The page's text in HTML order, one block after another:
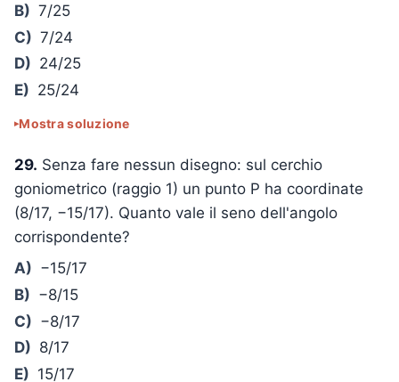
B) 7/25
C) 7/24
D) 24/25
E) 25/24
Mostra soluzione
29. Senza fare nessun disegno: sul cerchio
goniometrico (raggio 1) un punto P ha coordinate
(8/17, −15/17). Quanto vale il seno dell'angolo
corrispondente?
A) −15/17
B) −8/15
C) −8/17
D) 8/17
E) 15/17